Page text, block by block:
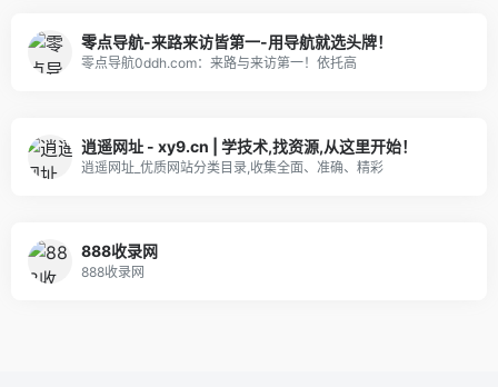
零点导航-来路来访皆第一-用导航就选头牌！
零点导航0ddh.com：来路与来访第一！依托高
逍遥网址 - xy9.cn | 学技术,找资源,从这里开始！
逍遥网址_优质网站分类目录,收集全面、准确、精彩
888收录网
888收录网